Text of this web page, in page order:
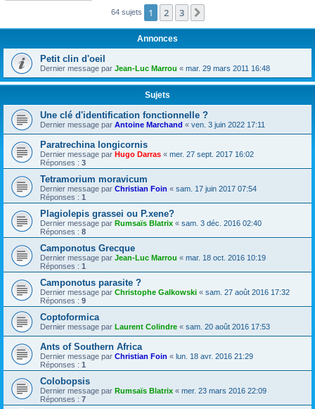
64 sujets 1 2 3
Annonces
Petit clin d'oeil
Dernier message par Jean-Luc Marrou « mar. 29 mars 2011 16:48
Sujets
Une clé d'identification fonctionnelle ?
Dernier message par Antoine Marchand « ven. 3 juin 2022 17:11
Paratrechina longicornis
Dernier message par Hugo Darras « mer. 27 sept. 2017 16:02
Réponses : 3
Tetramorium moravicum
Dernier message par Christian Foin « sam. 17 juin 2017 07:54
Réponses : 1
Plagiolepis grassei ou P.xene?
Dernier message par Rumsaïs Blatrix « sam. 3 déc. 2016 02:40
Réponses : 8
Camponotus Grecque
Dernier message par Jean-Luc Marrou « mar. 18 oct. 2016 10:19
Réponses : 1
Camponotus parasite ?
Dernier message par Christophe Galkowski « sam. 27 août 2016 17:32
Réponses : 9
Coptoformica
Dernier message par Laurent Colindre « sam. 20 août 2016 17:53
Ants of Southern Africa
Dernier message par Christian Foin « lun. 18 avr. 2016 21:29
Réponses : 1
Colobopsis
Dernier message par Rumsaïs Blatrix « mer. 23 mars 2016 22:09
Réponses : 7